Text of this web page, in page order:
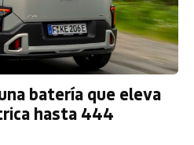
batería que eleva
hasta 444